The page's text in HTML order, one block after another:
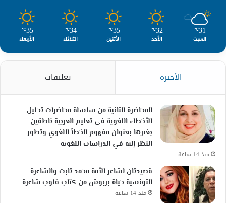
31
℃
السبت
32
℃
الأحد
35
℃
الأثنين
34
℃
الثلاثاء
35
℃
الأربعاء
الأخيرة تعليقات
المحاضرة الثانية من سلسلة محاضرات تحليل
الأخطاء اللغوية في تعليم العربية ناطقين
بغيرها بعنوان مفهوم الخطأ اللغوي وتطور
النظر إليه في الدراسات اللغوية
منذ 14 ساعة
قصيدتان لشاعر الأمة محمد ثابت والشاعرة
التونسية حياة بربوش من كتاب قلوب شاعرة
منذ 14 ساعة